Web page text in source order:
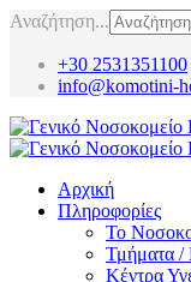
Αναζήτηση...
+30 2531351100
info@komotini-
Αρχική
Πληροφορίες
Το
Τμήματα /
Κέντρα